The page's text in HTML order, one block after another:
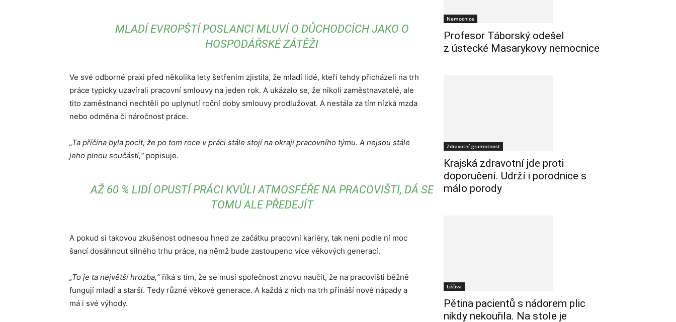
MLADÍ EVROPŠTÍ POSLANCI MLUVÍ O DŮCHODCÍCH JAKO O
HOSPODÁŘSKÉ ZÁTĚŽI
Ve své odborné praxi před několika lety šetřením zjistila, že mladí lidé, kteří tehdy přicházeli na trh
práce typicky uzavírali pracovní smlouvy na jeden rok. A ukázalo se, že nikoli zaměstnavatelé, ale
tito zaměstnanci nechtěli po uplynutí roční doby smlouvy prodlužovat. A nestála za tím nízká mzda
nebo odměna či náročnost práce.
„Ta příčina byla pocit, že po tom roce v práci stále stojí na okraji pracovního týmu. A nejsou stále
jeho plnou součástí,“popisuje.
AŽ 60 % LIDÍ OPUSTÍ PRÁCI KVŮLI ATMOSFÉŘE NA PRACOVIŠTI, DÁ SE
TOMU ALE PŘEDEJÍT
A pokud si takovou zkušenost odnesou hned ze začátku pracovní kariéry, tak není podle ní moc
šancí dosáhnout silného trhu práce, na němž bude zastoupeno více věkových generací.
„To je ta největší hrozba,“říká s tím, že se musí společnost znovu naučit, že na pracovišti běžně
fungují mladí a starší. Tedy různé věkové generace. A každá z nich na trh přináší nové nápady a
má i své výhody.
Nemocnice
Profesor Táborský odešel
z ústecké Masarykovy nemocnice
Zdravotní gramotnost
Krajská zdravotní jde proti
doporučení. Udrží i porodnice s
málo porody
Léčiva
Pětina pacientů s nádorem plic
nikdy nekouřila. Na stole je